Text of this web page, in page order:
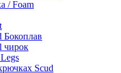
/ Foam
Бокоплав
чирок
Scud